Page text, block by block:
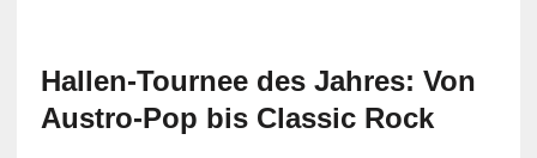
Hallen-Tournee des Jahres: Von
Austro-Pop bis Classic Rock